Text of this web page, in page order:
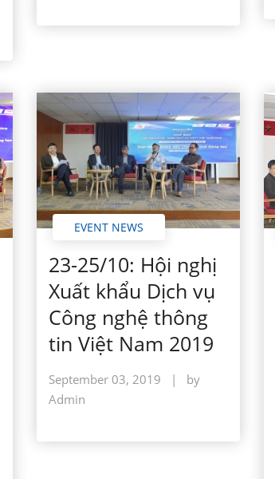
EVENT NEWS
23-25/10: Hội nghị
Xuất khẩu Dịch vụ
Công nghệ thông
tin Việt Nam 2019
September 03, 2019 |
by
Admin